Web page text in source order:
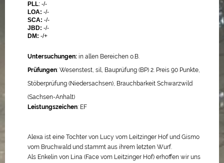
PLL: -/-
LOA: -/-
SCA: -/-
JBD: -/-
DM: -/+
Untersuchungen: in allen Bereichen o.B.
Prüfungen: Wesenstest, sil, Bauprüfung (BP) 2. Preis 90 Punkte,
Stöberprüfung (Niedersachsen), Brauchbarkeit Schwarzwild
(Sachsen-Anhalt)
Leistungszeichen: EF
Alexa ist eine Tochter von Lucy vom Leitzinger Hof und Gismo
vom Bruchwald und stammt aus ihrem letzten Wurf.
Als Enkelin von Lina (Face vom Leitzinger Hof) erhoffen wir uns